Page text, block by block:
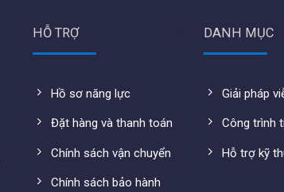
HỖ TRỢ
Hồ sơ năng lực
Đặt hàng và thanh toán
Chính sách vận chuyển
Chính sách bảo hành
DANH MỤC
Giải pháp
Công trình
Hỗ trợ kỹ